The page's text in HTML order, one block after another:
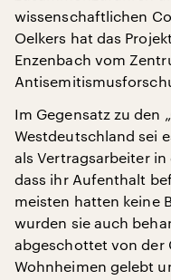
wissenschaftlichen
Oelkers hat das
Enzenbach vom
Im Gegensatz zu den
Westdeutschland sei
als Vertragsarbeiter in
dass ihr Aufenthalt
meisten hatten keine
wurden sie auch
abgeschottet von der
Wohnheimen gelebt